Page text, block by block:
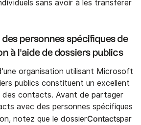
sans avoir à les transférer
personnes spécifiques de
à l'aide de dossiers publics
organisation utilisant Microsoft
publics constituent un excellent
des contacts. Avant de partager
avec des personnes spécifiques
notez que le dossierContactspar